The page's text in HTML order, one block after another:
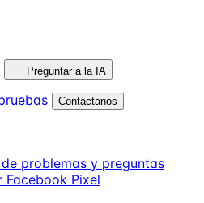
Preguntar a la IA
Contáctanos
problemas y preguntas
Facebook Pixel